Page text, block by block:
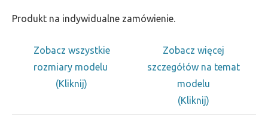
Produkt na indywidualne zamówienie.
Zobacz wszystkie
rozmiary modelu
(Kliknij)
Zobacz więcej
szczegółów na temat
modelu
(Kliknij)